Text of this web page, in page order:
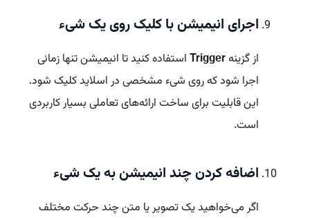
اجرای انیمیشن با کلیک روی یک شیء
از گزینهTriggerاستفاده کنید تا انیمیشن تنها زمانی
اجرا شود که روی شیء مشخصی در اسلاید کلیک شود.
این قابلیت برای ساخت ارائه‌های تعاملی بسیار کاربردی
است.
اضافه کردن چند انیمیشن به یک شیء
اگر می‌خواهید یک تصویر یا متن چند حرکت مختلف